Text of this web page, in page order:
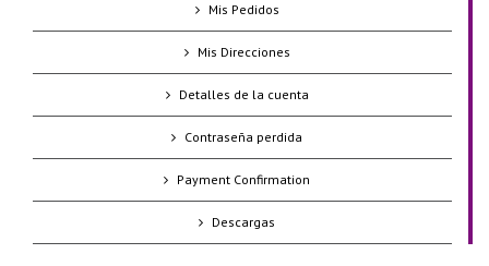
Mis Pedidos
Mis Direcciones
Detalles de la cuenta
Contraseña perdida
Payment Confirmation
Descargas